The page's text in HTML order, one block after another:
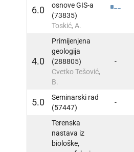
6.0
osnove GIS-a
(73835)
Toskić, A.
4.0
Primijenjena
geologija
(288805)
Cvetko Tešović,
B.
-
5.0
Seminarski rad
(57447)
-
Terenska
nastava iz
biološke,